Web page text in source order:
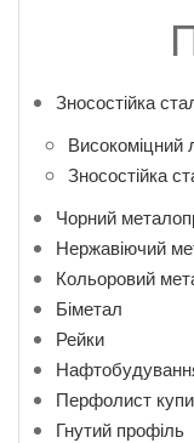
Зносостійка
Високоміцний
Зносостійка
Чорний
Нержавіючий
Кольоровий
Біметал
Рейки
Перфолист
Гнутий профіль